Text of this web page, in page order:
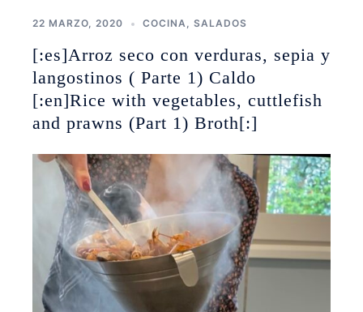
22 MARZO, 2020 COCINA, SALADOS
[:es]Arroz seco con verduras, sepia y
langostinos ( Parte 1) Caldo
[:en]Rice with vegetables, cuttlefish
and prawns (Part 1) Broth[:]